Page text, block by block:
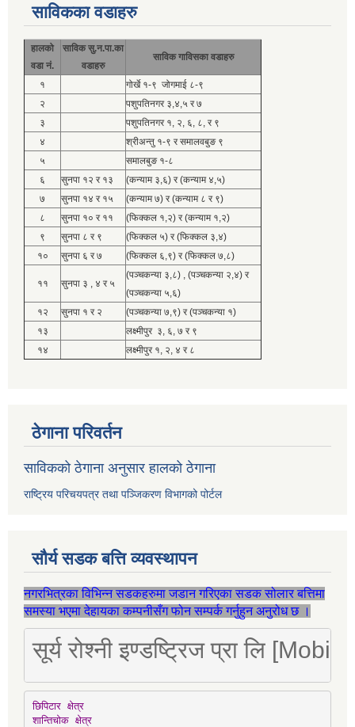
साविकका वडाहरु
हालको
वडा नं.
साविक सु.न.पा.का
वडाहरु
साविक गाविसका वडाहरु
१
गोर्खे १-९ जोगमाई ८-९
२
पशुपतिनगर ३,४,५ र ७
३
पशुपतिनगर १, २, ६, ८, र ९
४
श्रीअन्तु १-९ र समालवबुङ ९
५
समालबुङ १-८
६
सुनपा १२ र १३
(कन्याम ३,६) र (कन्याम ४,५)
७
सुनपा १४ र १५
(कन्याम ७) र (कन्याम ८ र ९)
८
सुनपा १० र ११
(फिक्कल १,२) र (कन्याम १,२)
९
सुनपा ८ र ९
(फिक्कल ५) र (फिक्कल ३,४)
१०
सुनपा ६ र ७ (फिक्कल ६,९) र (फिक्कल ७,८)
११ सुनपा ३ , ४ र ५
(पञ्चकन्या ३,८) , (पञ्चकन्या २,४) र
(पञ्चकन्या ५,६)
१२
सुनपा १ र २
(पञ्चकन्या ७,९) र (पञ्चकन्या १)
१३
लक्ष्मीपुर ३, ६, ७ र ९
१४
लक्ष्मीपुर १, २, ४ र ८
ठेगाना परिवर्तन
साविकको ठेगाना अनुसार हालको ठेगाना
राष्ट्रिय परिचयपत्र तथा पञ्जिकरण विभागको पोर्टल
सौर्य सडक बत्ति व्यवस्थापन
नगरभित्रका विभिन्न सडकहरुमा जडान गरिएका सडक सोलार बत्तिमा
समस्या भएमा देहायका कम्पनीसँग फोन सम्पर्क गर्नुहुन अनुरोध छ ।
सूर्य रोश्नी इण्डष्ट्रिज प्रा लि
छिपिटार क्षेत्र
शान्तिचोक क्षेत्र